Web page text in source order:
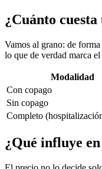
¿Cuánto
Vamos al grano: de
lo que de verdad marca
Modalidad
Con copago
Sin copago
Completo
¿Qué influye